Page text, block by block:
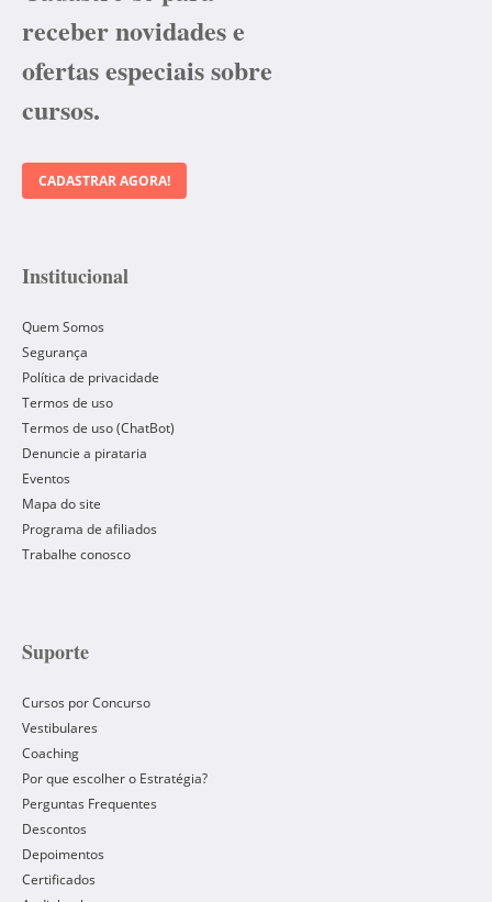
receber novidades e
ofertas especiais sobre
cursos.
CADASTRAR AGORA!
Institucional
Quem Somos
Segurança
Política de privacidade
Termos de uso
Termos de uso (ChatBot)
Denuncie a pirataria
Eventos
Mapa do site
Programa de afiliados
Trabalhe conosco
Suporte
Cursos por Concurso
Vestibulares
Coaching
Por que escolher o Estratégia?
Perguntas Frequentes
Descontos
Depoimentos
Certificados